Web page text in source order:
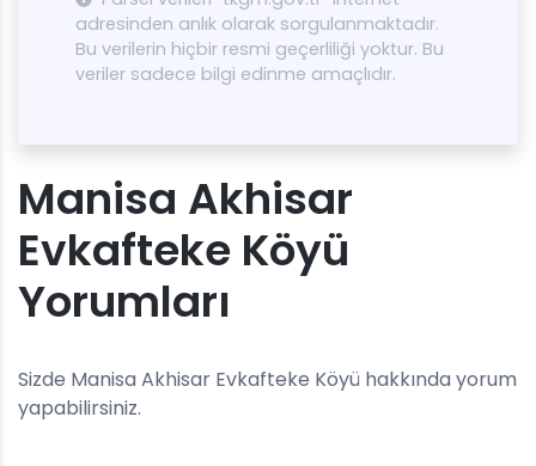
adresinden anlık olarak sorgulanmaktadır.
Bu verilerin hiçbir resmi geçerliliği yoktur. Bu
veriler sadece bilgi edinme amaçlıdır.
Manisa Akhisar
Evkafteke Köyü
Yorumları
Sizde Manisa Akhisar Evkafteke Köyü hakkında yorum
yapabilirsiniz.